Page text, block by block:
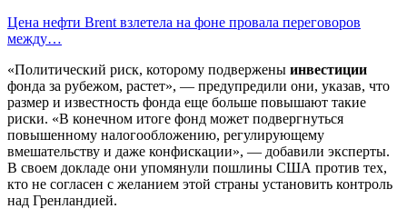
Цена нефти Brent взлетела на фоне провала переговоров
между…
«Политический риск, которому подвержены инвестиции
фонда за рубежом, растет», — предупредили они, указав, что
размер и известность фонда еще больше повышают такие
риски. «В конечном итоге фонд может подвергнуться
повышенному налогообложению, регулирующему
вмешательству и даже конфискации», — добавили эксперты.
В своем докладе они упомянули пошлины США против тех,
кто не согласен с желанием этой страны установить контроль
над Гренландией.